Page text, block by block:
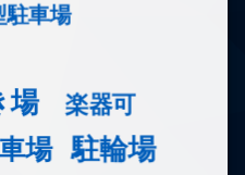
駐車場
場
楽器可
場 駐輪場